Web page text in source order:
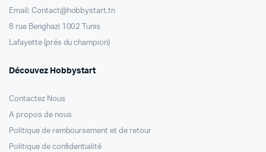
Email: Contact@hobbystart.tn
8 rue Benghazi 1002 Tunis
Lafayette (prés du champion)
Découvez Hobbystart
Contactez Nous
A propos de nous
Politique de remboursement et de retour
Politique de confidentialité